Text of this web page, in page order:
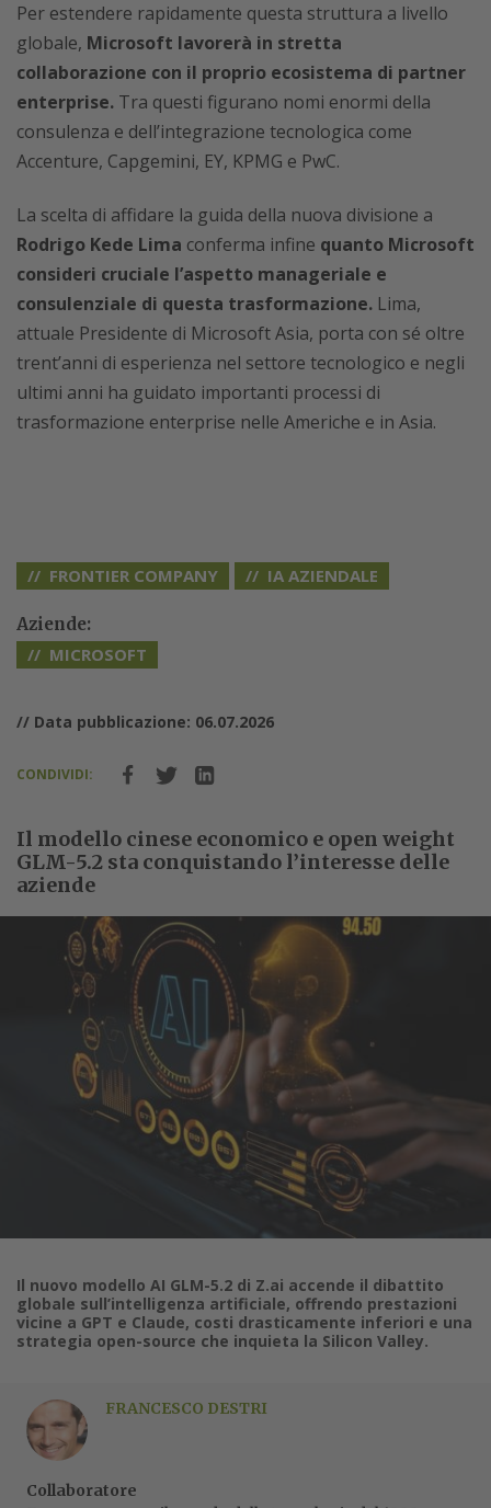
Per estendere rapidamente questa struttura a livello
globale, Microsoft lavorerà in stretta
collaborazione con il proprio ecosistema di partner
enterprise. Tra questi figurano nomi enormi della
consulenza e dell’integrazione tecnologica come
Accenture, Capgemini, EY, KPMG e PwC.
La scelta di affidare la guida della nuova divisione a
Rodrigo Kede Lima conferma infine quanto Microsoft
consideri cruciale l’aspetto manageriale e
consulenziale di questa trasformazione. Lima,
attuale Presidente di Microsoft Asia, porta con sé oltre
trent’anni di esperienza nel settore tecnologico e negli
ultimi anni ha guidato importanti processi di
trasformazione enterprise nelle Americhe e in Asia.
FRONTIER COMPANY IA AZIENDALE
Aziende:
MICROSOFT
// Data pubblicazione: 06.07.2026
CONDIVIDI:
Il modello cinese economico e open weight
GLM-5.2 sta conquistando l’interesse delle
aziende
Il nuovo modello AI GLM-5.2 di Z.ai accende il dibattito
globale sull’intelligenza artificiale, offrendo prestazioni
vicine a GPT e Claude, costi drasticamente inferiori e una
strategia open-source che inquieta la Silicon Valley.
FRANCESCO DESTRI
Collaboratore